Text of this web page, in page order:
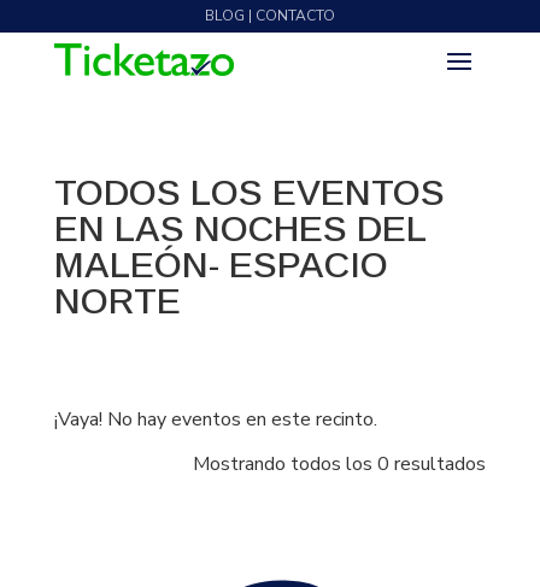
BLOG | CONTACTO
TODOS LOS EVENTOS
EN LAS NOCHES DEL
MALEÓN- ESPACIO
NORTE
¡Vaya! No hay eventos en este recinto.
Mostrando todos los 0 resultados